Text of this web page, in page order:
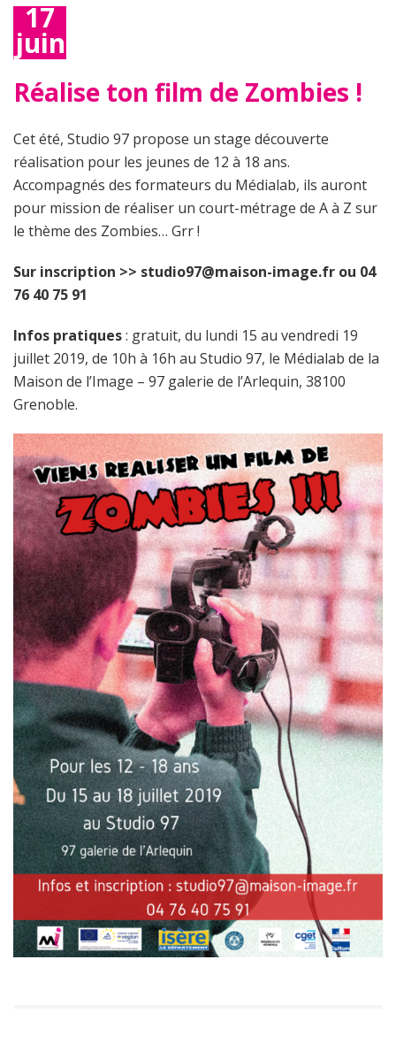
17
juin
2019
Réalise ton film de Zombies !
Cet été, Studio 97 propose un stage découverte
réalisation pour les jeunes de 12 à 18 ans.
Accompagnés des formateurs du Médialab, ils auront
pour mission de réaliser un court-métrage de A à Z sur
le thème des Zombies… Grr !
Sur inscription >> studio97@maison-image.fr ou 04
76 40 75 91
Infos pratiques: gratuit, du lundi 15 au vendredi 19
juillet 2019, de 10h à 16h au Studio 97, le Médialab de la
Maison de l’Image – 97 galerie de l’Arlequin, 38100
Grenoble.